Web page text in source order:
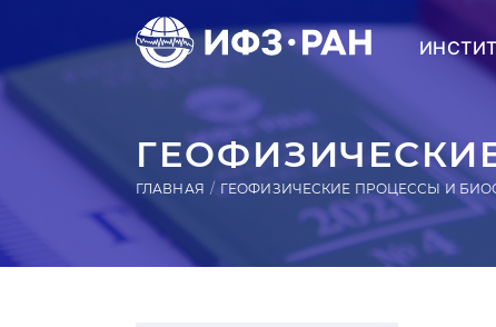
ГЛАВНАЯ ГЕОФИЗИЧЕСКИЕ ПРОЦЕССЫ И